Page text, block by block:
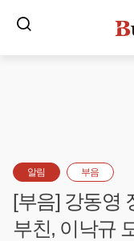
알림 부음
[부음] 강동영
부친, 이낙규